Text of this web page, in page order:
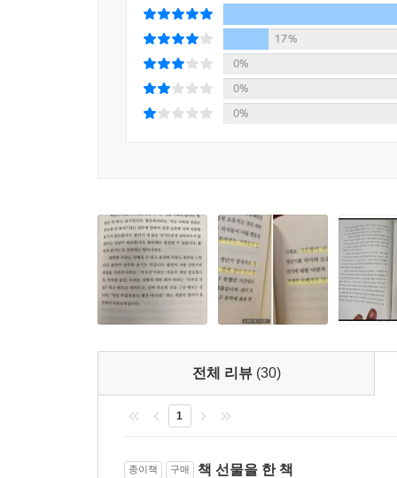
불협화음이 자꾸 생기는 사회생활과 부부관계부
어떨까. 무슨 일이든 원인을 알면 불안과 걱정
새로 시작하는 마음으로 읽어보면 좋은 책이다.
17%
0%
0%
0%
전체 리뷰 (30)
1
종이책 구매 책 선물을 한 책